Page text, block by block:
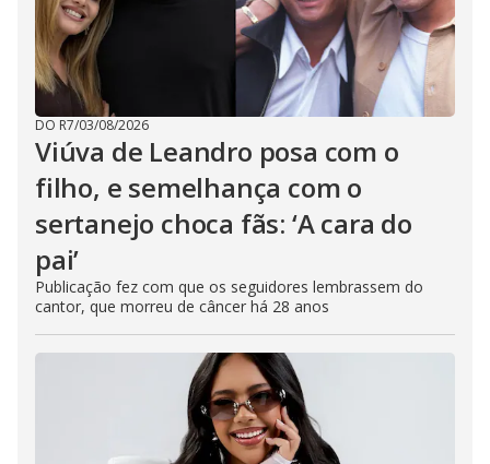
DO R7/03/08/2026
Viúva de Leandro posa com o
filho, e semelhança com o
sertanejo choca fãs: ‘A cara do
pai’
Publicação fez com que os seguidores lembrassem do
cantor, que morreu de câncer há 28 anos